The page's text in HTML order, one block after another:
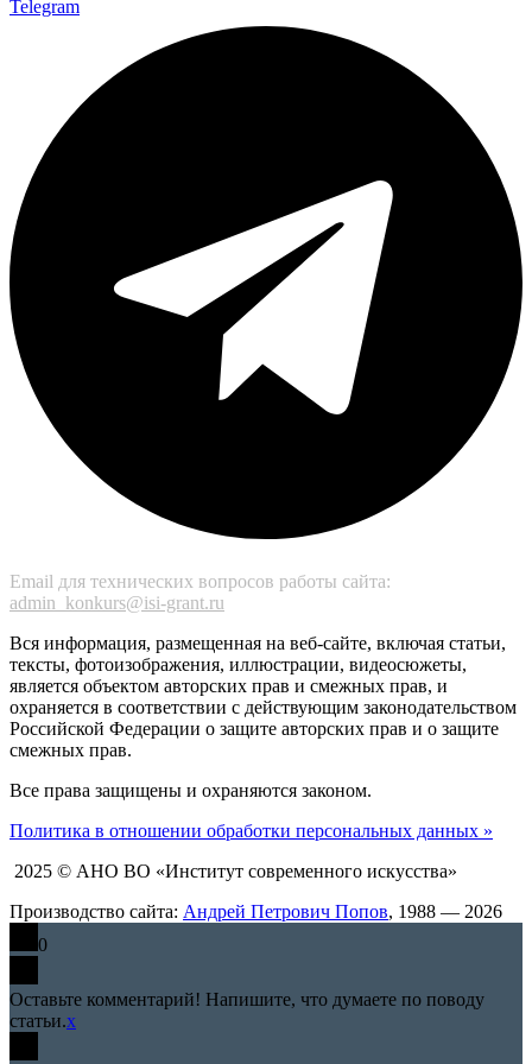
Telegram
Email для технических вопросов работы сайта:
admin_konkurs@isi-grant.ru
Вся информация, размещенная на веб-сайте, включая статьи,
тексты, фотоизображения, иллюстрации, видеосюжеты,
является объектом авторских прав и смежных прав, и
охраняется в соответствии с действующим законодательством
Российской Федерации о защите авторских прав и о защите
смежных прав.
Все права защищены и охраняются законом.
Политика в отношении обработки персональных данных »
2025 © АНО ВО «Институт современного искусства»
Производство сайта: Андрей Петрович Попов, 1988 — 2026
0
Оставьте комментарий! Напишите, что думаете по поводу
статьи.x